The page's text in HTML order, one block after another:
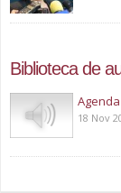
Biblioteca de
Play
18 Nov